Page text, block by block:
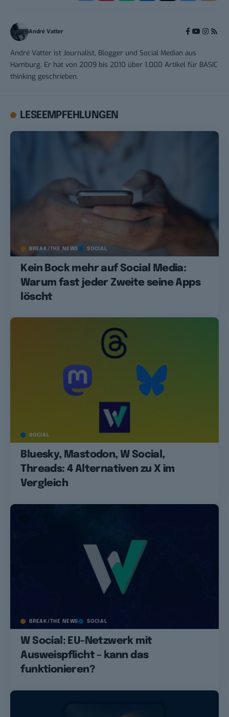
André Vatter
André Vatter ist Journalist, Blogger und Social Median aus
Hamburg. Er hat von 2009 bis 2010 über 1.000 Artikel für BASIC
thinking geschrieben.
LESEEMPFEHLUNGEN
BREAK/THE NEWS SOCIAL
Kein Bock mehr auf Social Media:
Warum fast jeder Zweite seine Apps
löscht
SOCIAL
Bluesky, Mastodon, W Social,
Threads: 4 Alternativen zu X im
Vergleich
BREAK/THE NEWS SOCIAL
W Social: EU-Netzwerk mit
Ausweispflicht – kann das
funktionieren?